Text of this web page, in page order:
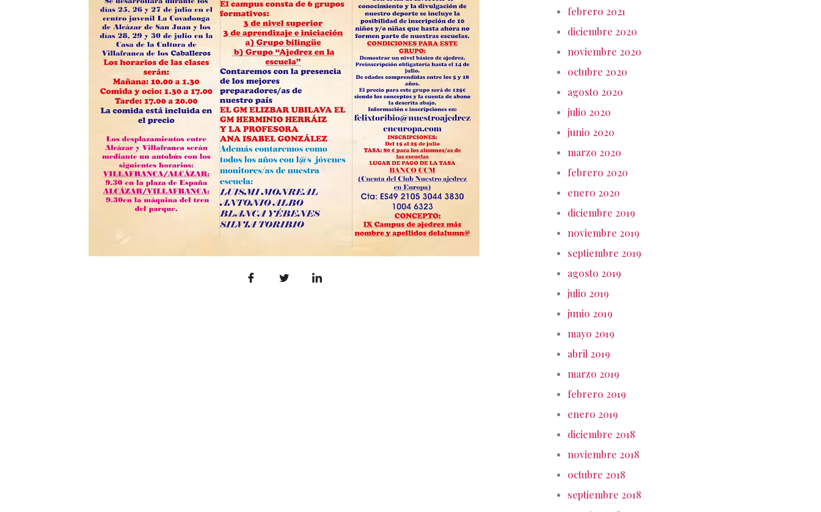
febrero 2021
diciembre 2020
noviembre 2020
octubre 2020
agosto 2020
julio 2020
junio 2020
marzo 2020
febrero 2020
enero 2020
diciembre 2019
noviembre 2019
septiembre 2019
agosto 2019
julio 2019
junio 2019
mayo 2019
abril 2019
marzo 2019
febrero 2019
enero 2019
diciembre 2018
noviembre 2018
octubre 2018
septiembre 2018